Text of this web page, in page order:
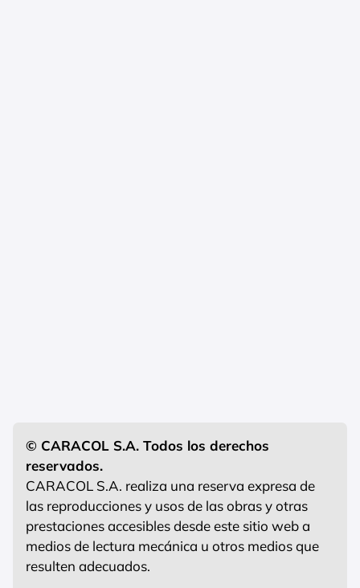
© CARACOL S.A. Todos los derechos
reservados.
CARACOL S.A. realiza una reserva expresa de
las reproducciones y usos de las obras y otras
prestaciones accesibles desde este sitio web a
medios de lectura mecánica u otros medios que
resulten adecuados.